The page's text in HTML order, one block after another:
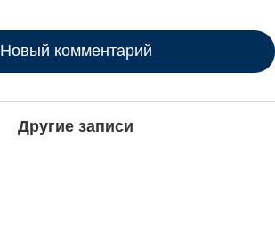
Новый комментарий
Другие записи